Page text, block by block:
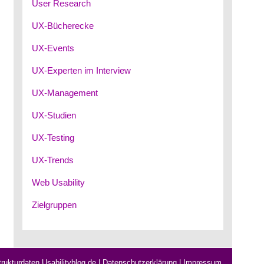
User Research
UX-Bücherecke
UX-Events
UX-Experten im Interview
UX-Management
UX-Studien
UX-Testing
UX-Trends
Web Usability
Zielgruppen